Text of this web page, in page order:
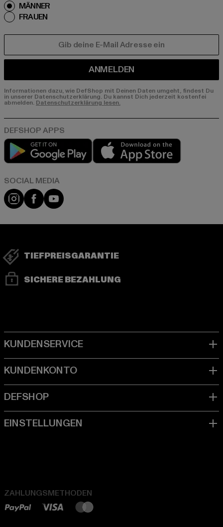
MÄNNER
FRAUEN
ANMELDEN
Informationen dazu, wie DefShop mit Deinen Daten umgeht, findest Du
in unserer Datenschutzerklärung. Du kannst Dich jederzeit kostenfei
abmelden. Datenschutzerklärung lesen.
Play market
Instagram
FacebookYouTube
TIEFPREISGARANTIE
SICHERE BEZAHLUNG
ZAHLUNGSMETHODEN